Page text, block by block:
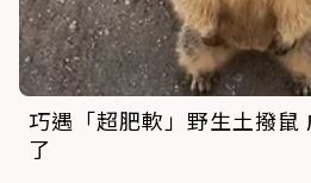
巧遇「超肥軟」野生土撥鼠
了